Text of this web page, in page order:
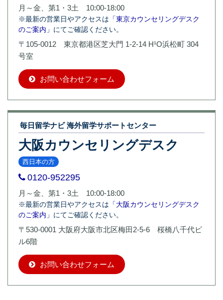
月～金、第1・3土 10:00-18:00
※最新の営業日やアクセスは 「東京カウンセリングデスク
のご案内」 にてご確認ください。
〒105-0012 東京都港区芝大門 1-2-14 H¹O浜松町 304
号室
お問い合わせフォーム
毎日留学ナビ 海外留学サポートセンター
大阪カウンセリングデスク
西日本の方
0120-952295
月～金、第1・3土 10:00-18:00
※最新の営業日やアクセスは 「大阪カウンセリングデスク
のご案内」 にてご確認ください。
〒530-0001 大阪府大阪市北区梅田2-5-6 桜橋八千代ビ
ル6階
お問い合わせフォーム